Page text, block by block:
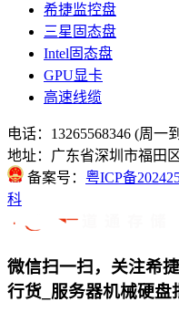
希捷监控盘
三星固态盘
Intel固态盘
GPU显卡
高速线缆
电话：13265568346 (周一
地址：广东省深圳市福田
备案号： 粤ICP备
科
微信扫一扫，关注希
行货_服务器机械硬盘